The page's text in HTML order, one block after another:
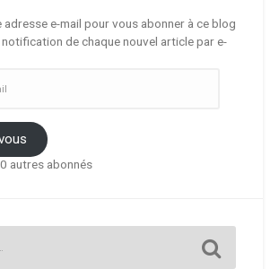
e-mail pour vous abonner à ce blog
de chaque nouvel article par e-
autres abonnés